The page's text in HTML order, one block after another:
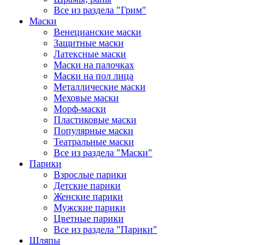
Все из раздела "Грим"
Маски
Венецианские маски
Защитные маски
Латексные маски
Маски на палочках
Маски на пол лица
Металлические маски
Меховые маски
Морф-маски
Пластиковые маски
Популярные маски
Театральные маски
Все из раздела "Маски"
Парики
Взрослые парики
Детские парики
Женские парики
Мужские парики
Цветные парики
Все из раздела "Парики"
Шляпы